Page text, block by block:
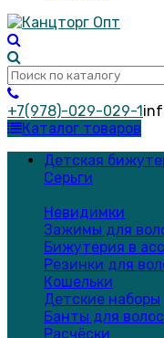
+7(978)-029-029-1
Каталог товаров
Детская
Серьги
Невидимки
Зажимы для
Бижутерия в
Резинки для
Кошельки
Детские наборы
Банты для волос
Расчёски